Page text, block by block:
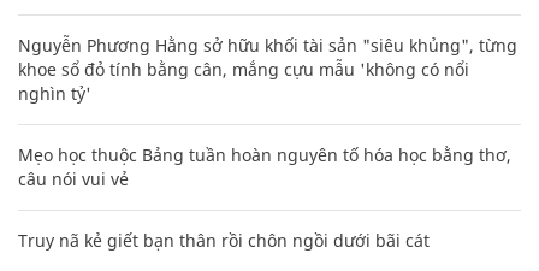
Nguyễn Phương Hằng sở hữu khối tài sản "siêu khủng", từng
khoe sổ đỏ tính bằng cân, mắng cựu mẫu 'không có nổi
nghìn tỷ'
Mẹo học thuộc Bảng tuần hoàn nguyên tố hóa học bằng thơ,
câu nói vui vẻ
Truy nã kẻ giết bạn thân rồi chôn ngồi dưới bãi cát